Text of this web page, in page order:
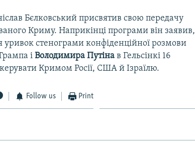
Бєлковський присвятив свою передачу
Криму. Наприкінці програми він заявив,
стенограми конфіденційної розмови
іВолодимира Путіна в Гельсінкі 16
Кримом Росії, США й Ізраїлю.
Follow us Print